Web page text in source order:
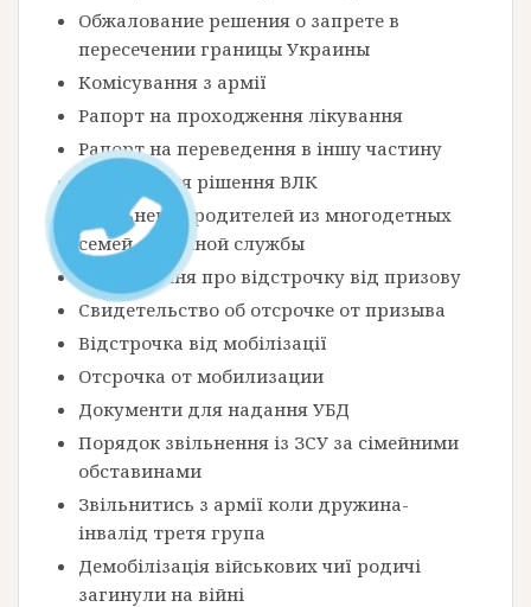
Обжалование решения о запрете в
пересечении границы Украины
Комісування з армії
Рапорт на проходження лікування
Рапорт на переведення в іншу частину
Оскарження рішення ВЛК
Увольнение родителей из многодетных
семей с военной службы
Посвідчення про відстрочку від призову
Свидетельство об отсрочке от призыва
Відстрочка від мобілізації
Отсрочка от мобилизации
Документи для надання УБД
Порядок звільнення із ЗСУ за сімейними
обставинами
Звільнитись з армії коли дружина-
інвалід третя група
Демобілізація військових чиї родичі
загинули на війні